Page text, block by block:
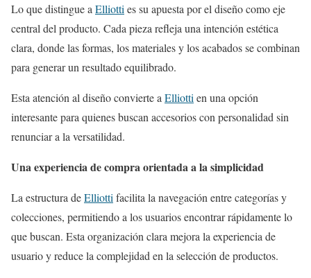
Lo que distingue a Elliotti es su apuesta por el diseño como eje
central del producto. Cada pieza refleja una intención estética
clara, donde las formas, los materiales y los acabados se combinan
para generar un resultado equilibrado.
Esta atención al diseño convierte a Elliotti en una opción
interesante para quienes buscan accesorios con personalidad sin
renunciar a la versatilidad.
Una experiencia de compra orientada a la simplicidad
La estructura deElliotti facilita la navegación entre categorías y
colecciones, permitiendo a los usuarios encontrar rápidamente lo
que buscan. Esta organización clara mejora la experiencia de
usuario y reduce la complejidad en la selección de productos.